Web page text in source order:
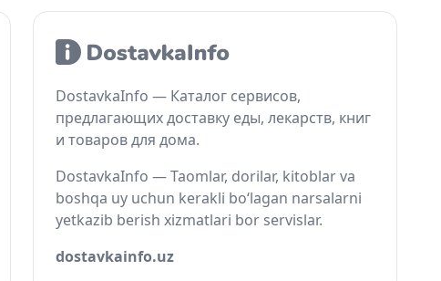
DostavkaInfo — Каталог сервисов,
предлагающих доставку еды, лекарств, книг
и товаров для дома.
DostavkaInfo — Taomlar, dorilar, kitoblar va
boshqa uy uchun kerakli bo‘lagan narsalarni
yetkazib berish xizmatlari bor servislar.
dostavkainfo.uz